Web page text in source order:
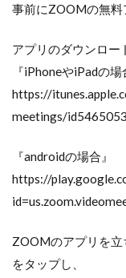
事前にZOOMの無料
アプリのダウンロー
『iPhoneやiPadの場
https://
meetings/
『androidの場合』
https://
ZOOMのアプリを
をタップし、